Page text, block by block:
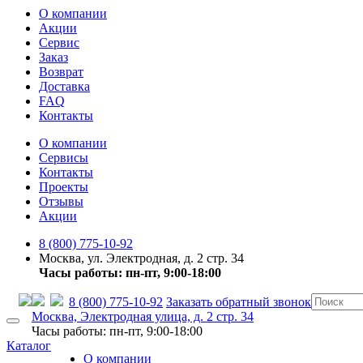
О компании
Акции
Сервис
Заказ
Возврат
Доставка
FAQ
Контакты
О компании
Сервисы
Контакты
Проекты
Отзывы
Акции
8 (800) 775-10-92
Москва, ул. Электродная, д. 2 стр. 34
Часы работы: пн-пт, 9:00-18:00
8 (800) 775-10-92 Заказать обратный звонок
Москва, Электродная улица, д. 2 стр. 34
Часы работы: пн-пт, 9:00-18:00
Каталог
О компании